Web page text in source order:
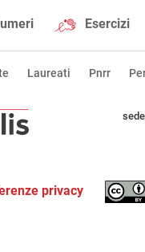
Esercizi
Laureati Pnrr
sede
privacy